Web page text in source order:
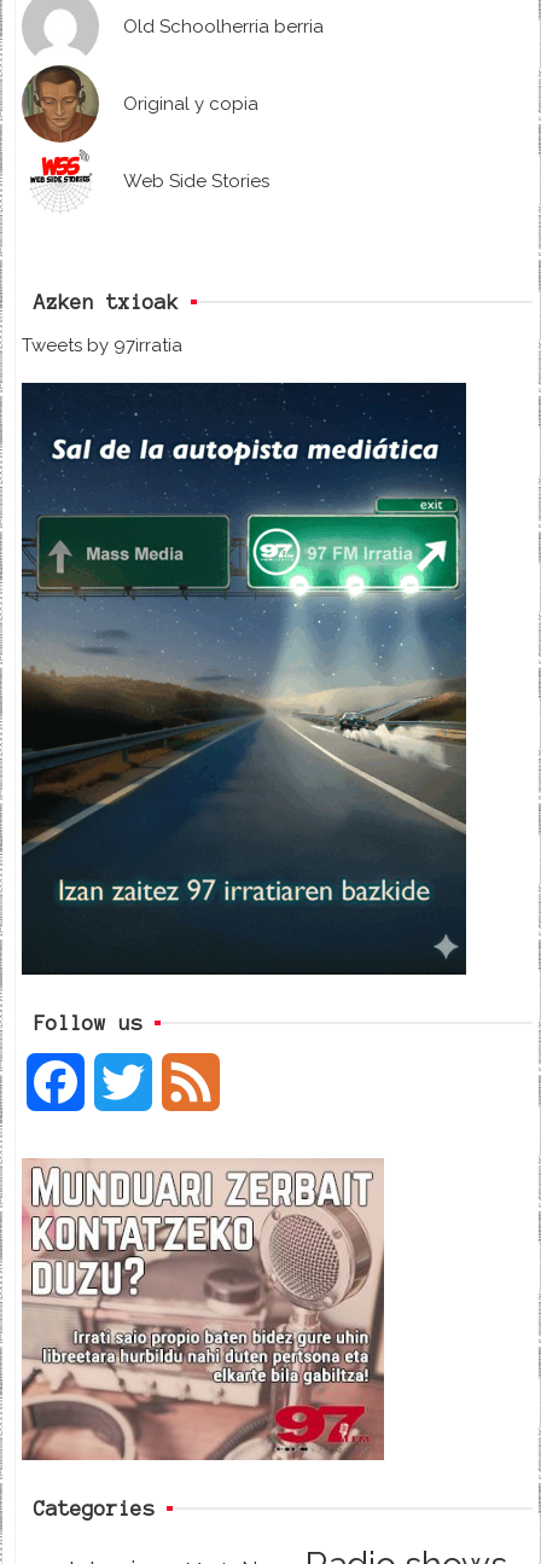
Old Schoolherria berria
Original y copia
Web Side Stories
Azken txioak
Tweets by 97irratia
Follow us
c
e
b
o
o
i
t
t
e
e
d
Categories